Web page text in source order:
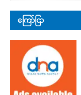
ကြော်ငြာ